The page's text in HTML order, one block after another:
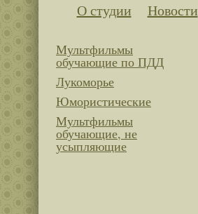
О студии Новости
Мультфильмы
обучающие по ПДД
Лукоморье
Юмористические
Мультфильмы
обучающие, не
усыпляющие